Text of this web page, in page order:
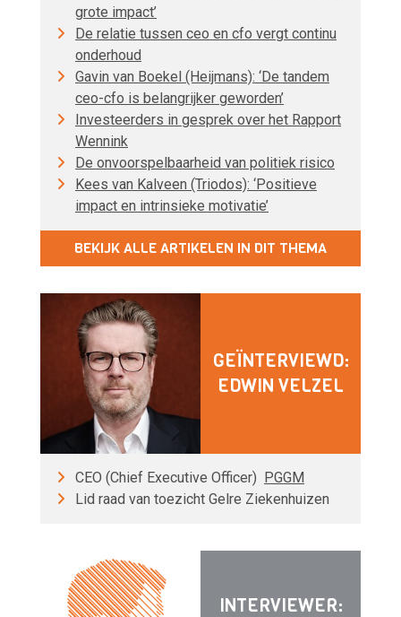
grote impact’
De relatie tussen ceo en cfo vergt continu
onderhoud
Gavin van Boekel (Heijmans): ‘De tandem
ceo-cfo is belangrijker geworden’
Investeerders in gesprek over het Rapport
Wennink
De onvoorspelbaarheid van politiek risico
Kees van Kalveen (Triodos): ‘Positieve
impact en intrinsieke motivatie’
BEKIJK ALLE ARTIKELEN IN DIT THEMA
GEÏNTERVIEWD:
EDWIN VELZEL
CEO (Chief Executive Officer) PGGM
Lid raad van toezicht Gelre Ziekenhuizen
INTERVIEWER: